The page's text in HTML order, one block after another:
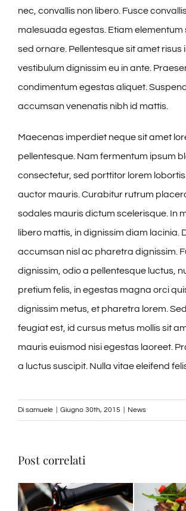
nec, convallis non libero. Fusce
malesuada egestas. Etiam elementum
sed ornare. Pellentesque sit amet risus
vestibulum dignissim eu in ante.
condimentum egestas aliquet.
accumsan venenatis nibh id mattis.
Maecenas imperdiet neque sit amet
pellentesque. Nam fermentum ipsum
consectetur, sed porttitor lorem
auctor mauris. Curabitur rutrum
sodales mauris dictum scelerisque. In
libero mattis, in dignissim diam lacinia.
accumsan nisl ac pharetra dignissim.
dignissim, odio a pellentesque luctus,
pretium felis, in egestas magna orci
dignissim metus, et pharetra lorem.
feugiat est, id cursus metus mollis sit
mauris euismod nisi egestas laoreet.
a luctus suscipit. Nulla vitae eleifend
Di samuele Giugno 30th, 2015 News
Post correlati